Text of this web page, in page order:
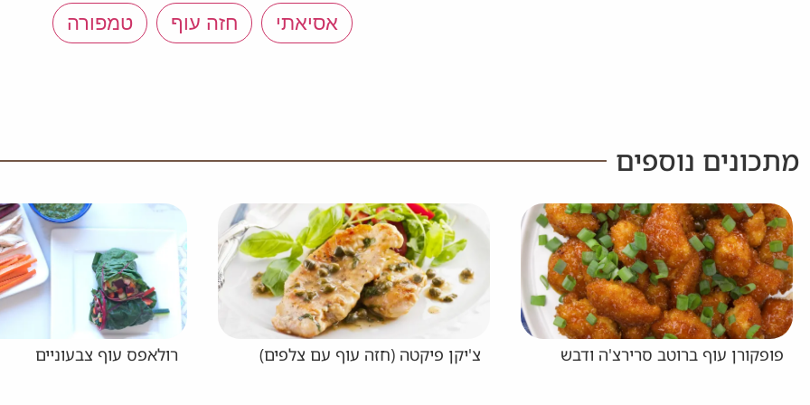
אסיאתי חזה עוף טמפורה
מתכונים נוספים
צ'יקן פיקטה (חזה עוף עם צלפים) רולאפס עוף צבעוניים עוף ברוטב יין עם פטריות